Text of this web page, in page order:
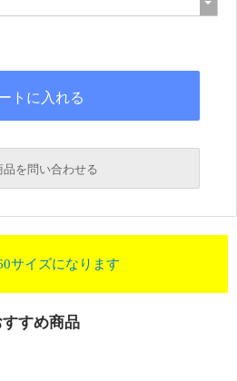
品を問い合わせる
サイズになります
すすめ商品